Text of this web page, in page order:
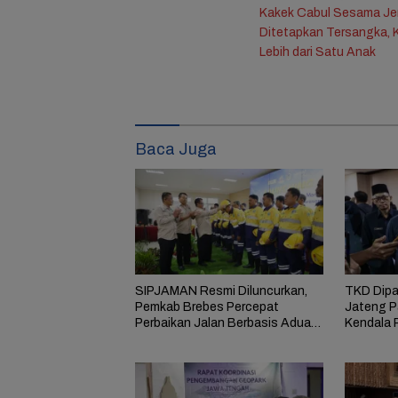
pos
Kakek Cabul Sesama
Ditetapkan Tersangka,
Lebih dari Satu Anak
Baca Juga
SIPJAMAN Resmi Diluncurkan,
Pemkab Brebes Percepat
Perbaikan Jalan Berbasis Aduan
TKD
Jateng
Kendala